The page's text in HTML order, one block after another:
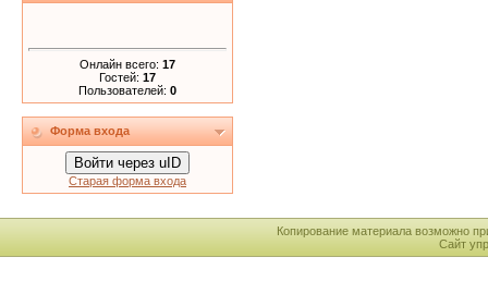
Онлайн всего: 17
Гостей: 17
Пользователей: 0
Форма входа
Войти через uID
Старая форма входа
Копирование материала возможно
Сайт